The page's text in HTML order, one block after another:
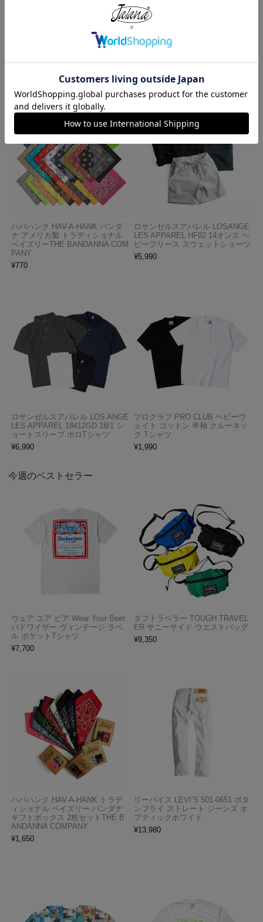
レッドキャップ REDKAP #PT20
インダストリアル ワークパンツ
ロサンゼルスアパレル LOSANGE
LES APPAREL 1203GD 8.5オンス
ダイ Tシャツ
ハバハンク HAV-A-HANK バンダ
ナ アメリカ製 トラディショナル
ペイズリーTHE BANDANNA COM
PANY
¥770
ロサンゼルスアパレル LOSANGE
LES APPAREL HF02 14オンス ヘ
ビーフリース スウェットショーツ
¥5,990
ロサンゼルスアパレル LOS ANGE
LES APPAREL 18412GD 18/1 シ
ョートスリーブ ポロTシャツ
¥6,990
プロクラブ PRO CLUB ヘビーウ
ェイト コットン 半袖 クルーネッ
ク Tシャツ
¥1,990
今週のベストセラー
ウェア ユア ビア Wear Your Beer
バドワイザー ヴィンテージ ラベ
ル ポケットTシャツ
¥7,700
タフトラベラー TOUGH TRAVEL
ER サニーサイド ウエストバッグ
¥9,350
ハバハンク HAV-A-HANK トラデ
ィショナル ペイズリー バンダナ
ギフトボックス 2枚セットTHE B
ANDANNA COMPANY
¥1,650
リーバイス LEVI’S 501-0651 ボタ
ンフライ ストレート ジーンズ オ
プティックホワイト
¥13,980